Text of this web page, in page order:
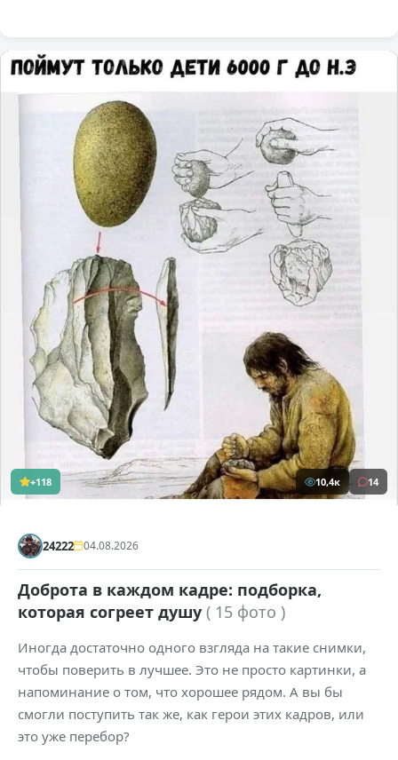
+118 10,4к 14
24222 04.08.2026
Доброта в каждом кадре: подборка,
которая согреет душу ( 15 фото )
Иногда достаточно одного взгляда на такие снимки,
чтобы поверить в лучшее. Это не просто картинки, а
напоминание о том, что хорошее рядом. А вы бы
смогли поступить так же, как герои этих кадров, или
это уже перебор?